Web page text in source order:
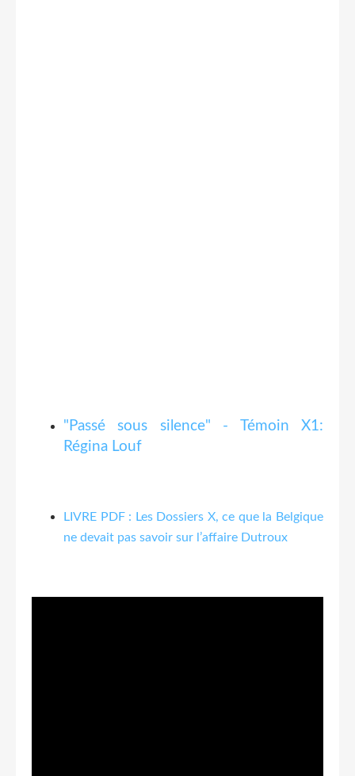
"Passé sous silence" - Témoin X1:
Régina Louf
LIVRE PDF : Les Dossiers X, ce que la Belgique
ne devait pas savoir sur l’affaire Dutroux